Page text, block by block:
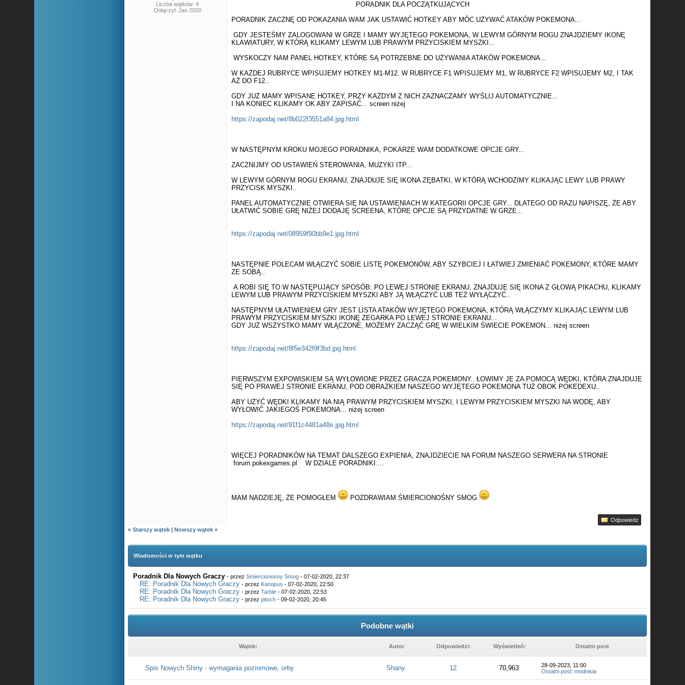
Liczba wątków: 4
Dołączył: Jan 2020
PORADNIK DLA POCZĄTKUJĄCYCH
PORADNIK ZACZNĘ OD POKAZANIA WAM JAK USTAWIĆ HOTKEY ABY MÓC UŻYWAĆ ATAKÓW POKEMONA...
GDY JESTEŚMY ZALOGOWANI W GRZE I MAMY WYJĘTEGO POKEMONA, W LEWYM GÓRNYM ROGU ZNAJDZIEMY IKONĘ
KLAWIATURY, W KTÓRĄ KLIKAMY LEWYM LUB PRAWYM PRZYCISKIEM MYSZKI...
WYSKOCZY NAM PANEL HOTKEY, KTÓRE SĄ POTRZEBNE DO UŻYWANIA ATAKÓW POKEMONA...
W KAŻDEJ RUBRYCE WPISUJEMY HOTKEY M1-M12. W RUBRYCE F1 WPISUJEMY M1, W RUBRYCE F2 WPISUJEMY M2, I TAK
AŻ DO F12..
GDY JUŻ MAMY WPISANE HOTKEY, PRZY KAŻDYM Z NICH ZAZNACZAMY WYŚLIJ AUTOMATYCZNIE...
I NA KONIEC KLIKAMY OK ABY ZAPISAĆ... screen niżej
https://zapodaj.net/8b022f3551a84.jpg.html
W NASTĘPNYM KROKU MOJEGO PORADNIKA, POKARZE WAM DODATKOWE OPCJE GRY...
ZACZNIJMY OD USTAWIEŃ STEROWANIA, MUZYKI ITP...
W LEWYM GÓRNYM ROGU EKRANU, ZNAJDUJE SIĘ IKONA ZĘBATKI, W KTÓRĄ WCHODZIMY KLIKAJĄC LEWY LUB PRAWY
PRZYCISK MYSZKI..
PANEL AUTOMATYCZNIE OTWIERA SIĘ NA USTAWIENIACH W KATEGORII OPCJE GRY... DLATEGO OD RAZU NAPISZĘ, ŻE ABY
UŁATWIĆ SOBIE GRĘ NIŻEJ DODAJĘ SCREENA, KTÓRE OPCJE SĄ PRZYDATNE W GRZE...
https://zapodaj.net/08959f90bb9e1.jpg.html
NASTĘPNIE POLECAM WŁĄCZYĆ SOBIE LISTĘ POKEMONÓW, ABY SZYBCIEJ I ŁATWIEJ ZMIENIAĆ POKEMONY, KTÓRE MAMY
ZE SOBĄ..
A ROBI SIĘ TO W NASTĘPUJĄCY SPOSÓB: PO LEWEJ STRONIE EKRANU, ZNAJDUJE SIĘ IKONA Z GŁOWĄ PIKACHU, KLIKAMY
LEWYM LUB PRAWYM PRZYCISKIEM MYSZKI ABY JĄ WŁĄCZYĆ LUB TEŻ WYŁĄCZYĆ..
NASTĘPNYM UŁATWIENIEM GRY JEST LISTA ATAKÓW WYJĘTEGO POKEMONA, KTÓRĄ WŁĄCZYMY KLIKAJĄC LEWYM LUB
PRAWYM PRZYCISKIEM MYSZKI IKONĘ ZEGARKA PO LEWEJ STRONIE EKRANU...
GDY JUŻ WSZYSTKO MAMY WŁĄCZONE, MOŻEMY ZACZĄĆ GRĘ W WIELKIM ŚWIECIE POKEMON... niżej screen
https://zapodaj.net/8f5e342f9f3bd.jpg.html
PIERWSZYM EXPOWISKIEM SĄ WYŁOWIONE PRZEZ GRACZA POKEMONY.. ŁOWIMY JE ZA POMOCĄ WĘDKI, KTÓRA ZNAJDUJE
SIĘ PO PRAWEJ STRONIE EKRANU, POD OBRAZKIEM NASZEGO WYJĘTEGO POKEMONA TUŻ OBOK POKEDEXU..
ABY UŻYĆ WĘDKI KLIKAMY NA NIĄ PRAWYM PRZYCISKIEM MYSZKI, I LEWYM PRZYCISKIEM MYSZKI NA WODĘ, ABY
WYŁOWIĆ JAKIEGOŚ POKEMONA... niżej screen
https://zapodaj.net/91f1c4481a48e.jpg.html
WIĘCEJ PORADNIKÓW NA TEMAT DALSZEGO EXPIENIA, ZNAJDZIECIE NA FORUM NASZEGO SERWERA NA STRONIE
forum.pokexgames.pl W DZIALE PORADNIKI....
MAM NADZIEJĘ, ŻE POMOGŁEM POZDRAWIAM ŚMIERCIONOŚNY SMOG
Odpowiedz
«Starszy wątek |Nowszy wątek »
Wiadomości w tym wątku
Poradnik Dla Nowych Graczy - przezSmiercionosny Smog - 07-02-2020, 22:37
RE: Poradnik Dla Nowych Graczy - przez Kanopus - 07-02-2020, 22:50
RE: Poradnik Dla Nowych Graczy - przezTarble - 07-02-2020, 22:53
RE: Poradnik Dla Nowych Graczy - przezpitoch - 09-02-2020, 20:45
Podobne wątki
Wątek: Autor Odpowiedzi: Wyświetleń: Ostatni post
Spis Nowych Shiny - wymagania poziomowe, orby Shany 12 70,963
28-09-2023, 11:00
Ostatni post:modnisia